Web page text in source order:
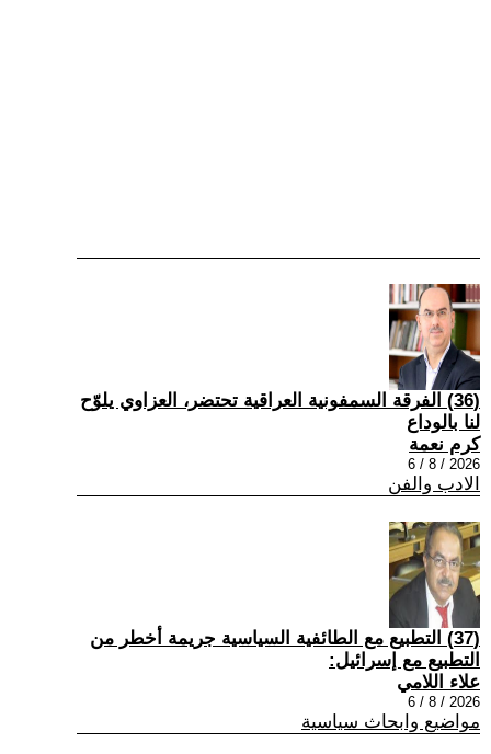
(36) الفرقة السمفونية العراقية تحتضر، العزاوي يلوّح
لنا بالوداع
كرم نعمة
2026 / 8 / 6
الادب والفن
(37) التطبيع مع الطائفية السياسية جريمة أخطر من
التطبيع مع إسرائيل:
علاء اللامي
2026 / 8 / 6
مواضيع وابحاث سياسية